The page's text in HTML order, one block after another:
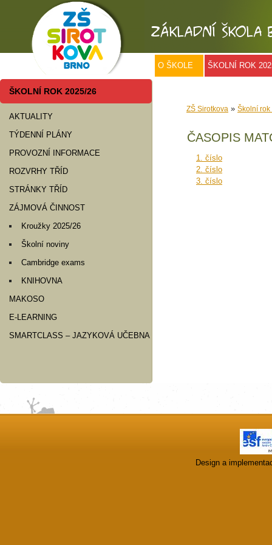
O ŠKOLE ŠKOLNÍ ROK
ŠKOLNÍ ROK 2025/26
AKTUALITY
TÝDENNÍ PLÁNY
PROVOZNÍ INFORMACE
ROZVRHY TŘÍD
STRÁNKY TŘÍD
ZÁJMOVÁ ČINNOST
Kroužky 2025/26
Školní noviny
Cambridge exams
KNIHOVNA
MAKOSO
E-LEARNING
SMARTCLASS – JAZYKOVÁ UČEBNA
ZŠ Sirotkova » Školní
ČASOPIS
1. číslo
2. číslo
3. číslo
Design a